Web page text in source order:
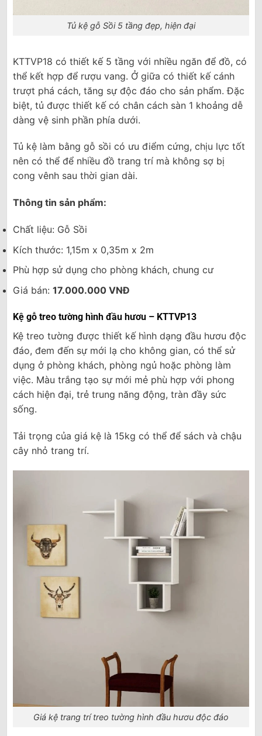
Tủ kệ gỗ Sồi 5 tầng đẹp, hiện đại
KTTVP18 có thiết kế 5 tầng với nhiều ngăn để đồ, có
thể kết hợp để rượu vang. Ở giữa có thiết kế cánh
trượt phá cách, tăng sự độc đáo cho sản phẩm. Đặc
biệt, tủ được thiết kế có chân cách sàn 1 khoảng dễ
dàng vệ sinh phần phía dưới.
Tủ kệ làm bằng gỗ sồi có ưu điểm cứng, chịu lực tốt
nên có thể để nhiều đồ trang trí mà không sợ bị
cong vênh sau thời gian dài.
Thông tin sản phẩm:
Chất liệu: Gỗ Sồi
Kích thước: 1,15m x 0,35m x 2m
Phù hợp sử dụng cho phòng khách, chung cư
Giá bán: 17.000.000 VNĐ
Kệ gỗ treo tường hình đầu hươu – KTTVP13
Kệ treo tường được thiết kế hình dạng đầu hươu độc
đáo, đem đến sự mới lạ cho không gian, có thể sử
dụng ở phòng khách, phòng ngủ hoặc phòng làm
việc. Màu trắng tạo sự mới mẻ phù hợp với phong
cách hiện đại, trẻ trung năng động, tràn đầy sức
sống.
Tải trọng của giá kệ là 15kg có thể để sách và chậu
cây nhỏ trang trí.
Giá kệ trang trí treo tường hình đầu hươu độc đáo